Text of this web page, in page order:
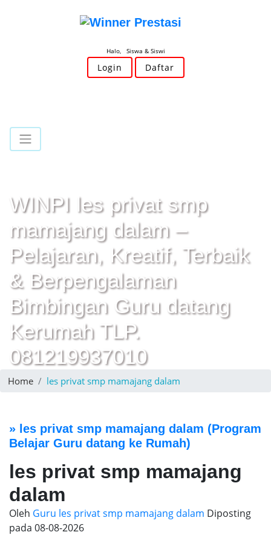
Halo, Siswa & Siswi
Login Daftar
WINPI les privat smp
mamajang dalam –
Pelajaran, Kreatif, Terbaik
& Berpengalaman
Bimbingan Guru datang
Kerumah TLP.
081219937010
Home les privat smp mamajang dalam
» les privat smp mamajang dalam (Program
Belajar Guru datang ke Rumah)
les privat smp mamajang
dalam
Oleh Guru les privat smp mamajang dalam Diposting
pada 08-08-2026